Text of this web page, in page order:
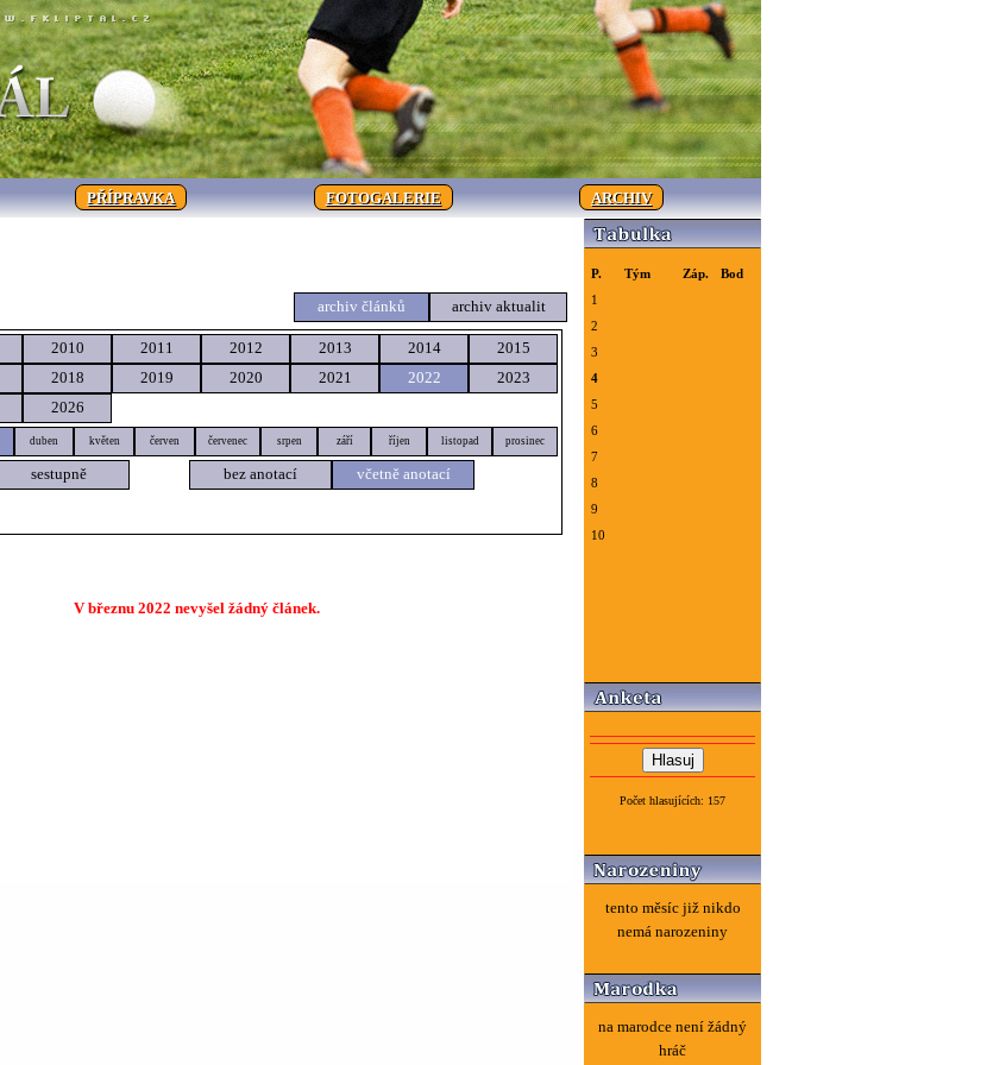
PŘÍPRAVKA FOTOGALERIE ARCHIV
archiv článků archiv aktualit
2010 2011 2012 2013 2014
2015
2018 2019 2020 2021 2022
2023
2026
duben květen červen červenec srpen září říjen listopad prosinec
sestupně bez anotací včetně anotací
V březnu 2022 nevyšel žádný článek.
P. Tým Záp.
Bod
1
2
3
4
5
6
7
8
9
10
Počet hlasujících: 157
tento měsíc již nikdo
nemá narozeniny
na marodce není žádný
hráč